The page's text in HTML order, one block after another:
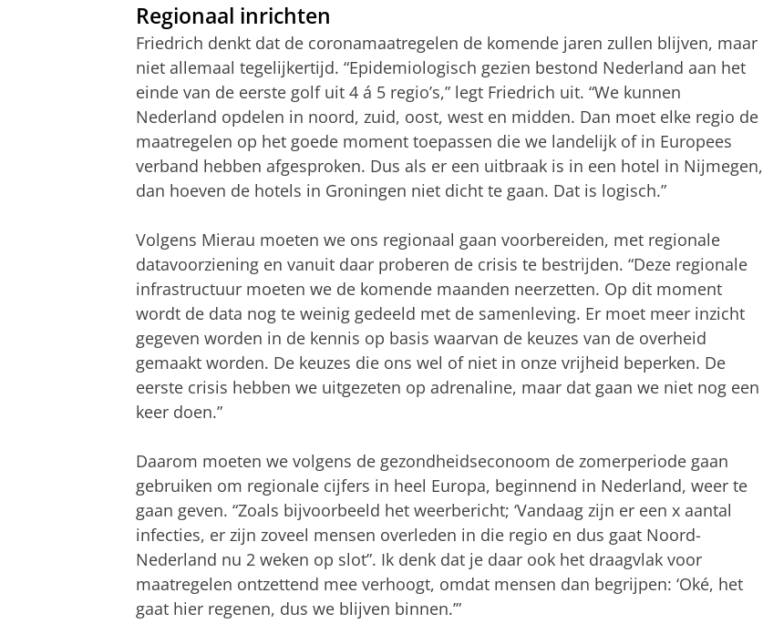
Regionaal inrichten
Friedrich denkt dat de coronamaatregelen de komende jaren zullen blijven, maar
niet allemaal tegelijkertijd. “Epidemiologisch gezien bestond Nederland aan het
einde van de eerste golf uit 4 á 5 regio’s,” legt Friedrich uit. “We kunnen
Nederland opdelen in noord, zuid, oost, west en midden. Dan moet elke regio de
maatregelen op het goede moment toepassen die we landelijk of in Europees
verband hebben afgesproken. Dus als er een uitbraak is in een hotel in Nijmegen,
dan hoeven de hotels in Groningen niet dicht te gaan. Dat is logisch.”
Volgens Mierau moeten we ons regionaal gaan voorbereiden, met regionale
datavoorziening en vanuit daar proberen de crisis te bestrijden. “Deze regionale
infrastructuur moeten we de komende maanden neerzetten. Op dit moment
wordt de data nog te weinig gedeeld met de samenleving. Er moet meer inzicht
gegeven worden in de kennis op basis waarvan de keuzes van de overheid
gemaakt worden. De keuzes die ons wel of niet in onze vrijheid beperken. De
eerste crisis hebben we uitgezeten op adrenaline, maar dat gaan we niet nog een
keer doen.”
Daarom moeten we volgens de gezondheidseconoom de zomerperiode gaan
gebruiken om regionale cijfers in heel Europa, beginnend in Nederland, weer te
gaan geven. “Zoals bijvoorbeeld het weerbericht; ‘Vandaag zijn er een x aantal
infecties, er zijn zoveel mensen overleden in die regio en dus gaat Noord-
Nederland nu 2 weken op slot”. Ik denk dat je daar ook het draagvlak voor
maatregelen ontzettend mee verhoogt, omdat mensen dan begrijpen: ‘Oké, het
gaat hier regenen, dus we blijven binnen.’”